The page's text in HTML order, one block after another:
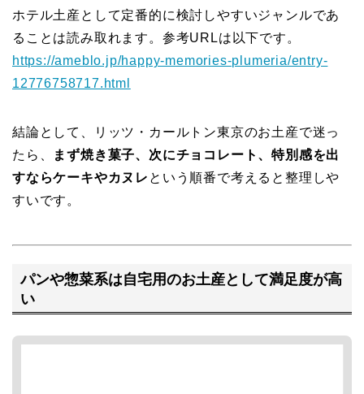
ホテル土産として定番的に検討しやすいジャンルであ
ることは読み取れます。参考URLは以下です。
https://ameblo.jp/happy-memories-plumeria/entry-
12776758717.html
結論として、リッツ・カールトン東京のお土産で迷っ
たら、
まず焼き菓子、次にチョコレート、特別感を出
すならケーキやカヌレ という順番で考えると整理しや
すいです。
パンや惣菜系は自宅用のお土産として満足度が高
い